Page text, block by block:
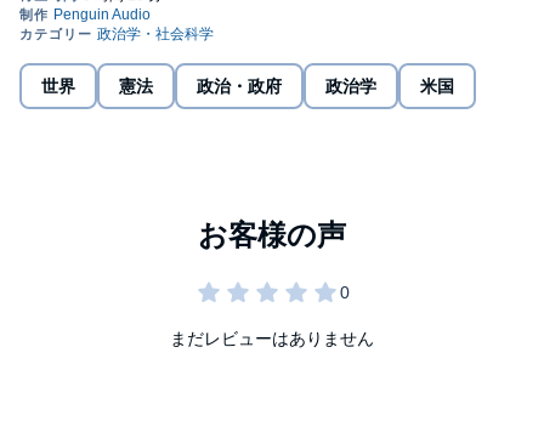
history and some of the country’s most important thinkers, to
discover the best explanations of our constitutional ideals of
and legal classic texts, Penguin Liberty offers everyday citizens
the chance to hear the strongest defenses of these ideals,
Americans’ great privilege that we live under a Constitution that
both protects our liberty and allows us to debate what that liberty
世界 憲法 政治・政府 政治学 米国
まだレビューはありません